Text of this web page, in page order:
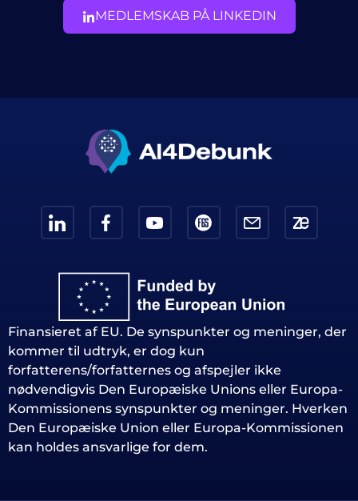
MEDLEMSKAB PÅ LINKEDIN
Finansieret af EU. De synspunkter og meninger, der
kommer til udtryk, er dog kun
forfatterens/forfatternes og afspejler ikke
nødvendigvis Den Europæiske Unions eller Europa-
Kommissionens synspunkter og meninger. Hverken
Den Europæiske Union eller Europa-Kommissionen
kan holdes ansvarlige for dem.